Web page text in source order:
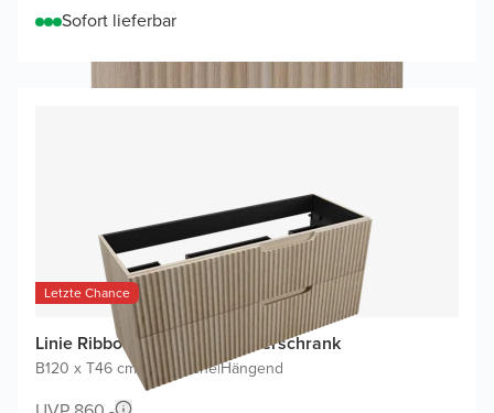
Sofort lieferbar
Letzte Chance
Linie Ribbo Waschbeckenunterschrank
B120 x T46 cm Helle Eiche|Hängend